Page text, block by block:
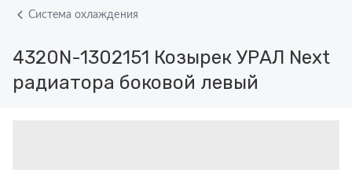
Система охлаждения
4320N-1302151 Козырек УРАЛ Next
радиатора боковой левый